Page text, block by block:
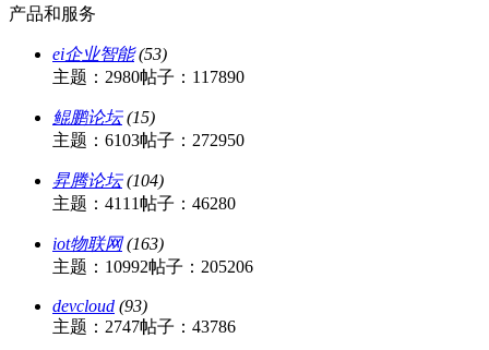
产品和服务
ei企业智能 (53)
主题：2980帖子：117890
鲲鹏论坛 (15)
主题：6103帖子：272950
昇腾论坛 (104)
主题：4111帖子：46280
iot物联网 (163)
主题：10992帖子：205206
devcloud (93)
主题：2747帖子：43786